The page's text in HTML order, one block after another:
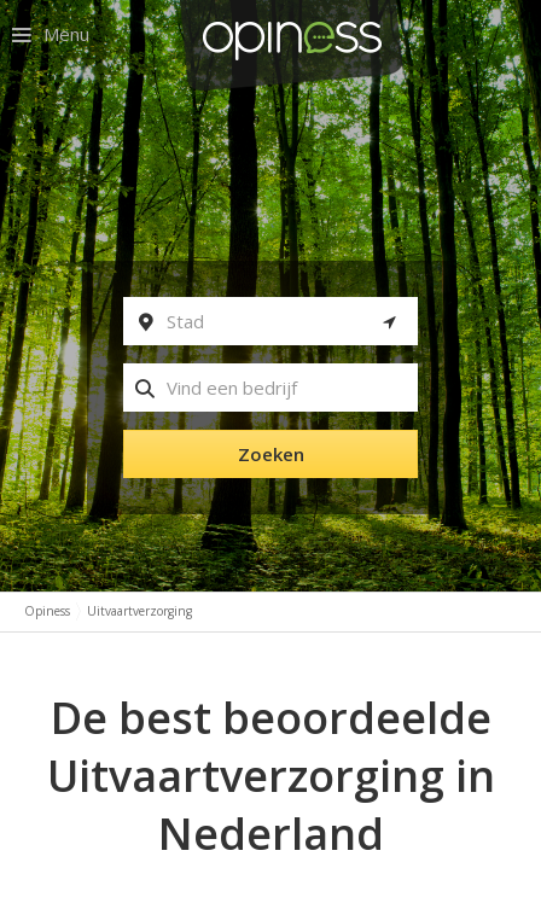
Menu
Zoeken
Opiness Uitvaartverzorging
De best beoordeelde
Uitvaartverzorging in
Nederland